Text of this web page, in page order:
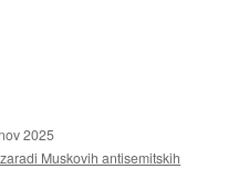
2025
Muskovih antisemitskih